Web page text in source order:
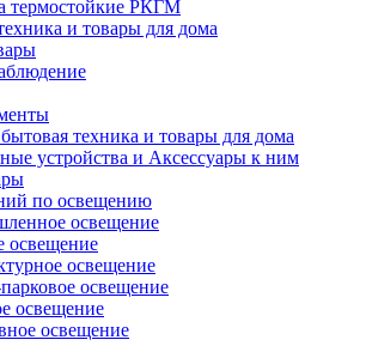
термостойкие РКГМ
и товары для дома
техника и товары для дома
устройства и Аксессуары к ним
по освещению
освещение
освещение
освещение
освещение
освещение
освещение